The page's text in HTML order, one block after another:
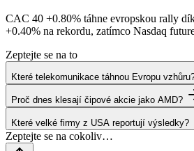
CAC 40 +0.80% táhne evropskou rally
+0.40% na rekordu, zatímco Nasdaq
Zeptejte se na to
Které telekomunikace táhnou Evropu
Proč dnes klesají čipové akcie jako AMD?
Které velké firmy z USA reportují výsledky?